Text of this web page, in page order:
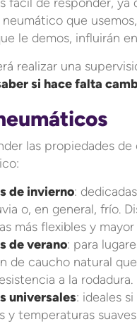
que
le demos, influirán
realizar una
si hace falta
las propiedades
de invierno:
o, en general, frío.
más flexibles y
de verano: para
de caucho natural
a la rodadura.
universales: ideales
y temperaturas